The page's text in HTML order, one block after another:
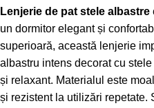
Lenjerie de pat stele albastre
un dormitor elegant și
superioară, această lenjerie
albastru intens decorat cu
și relaxant. Materialul este
și rezistent la utilizări repetate.